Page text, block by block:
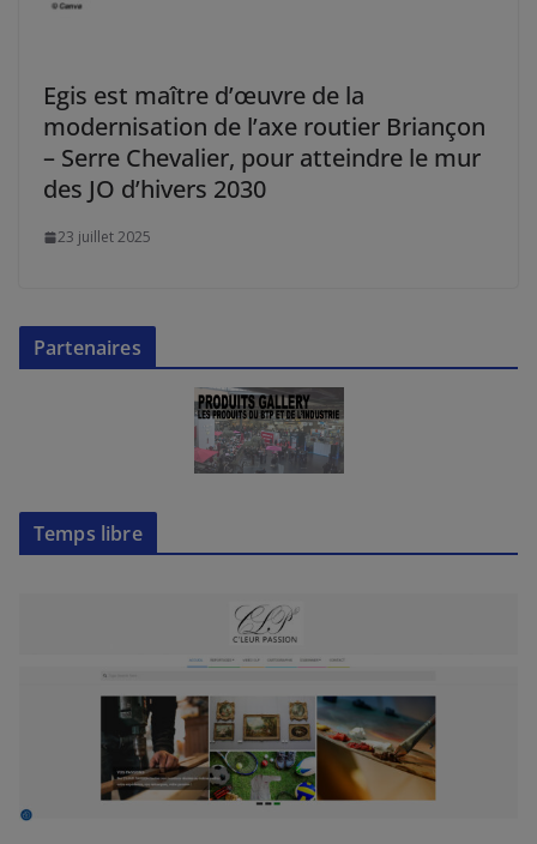
Egis est maître d’œuvre de la
modernisation de l’axe routier Briançon
– Serre Chevalier, pour atteindre le mur
des JO d’hivers 2030
23 juillet 2025
Partenaires
Temps libre